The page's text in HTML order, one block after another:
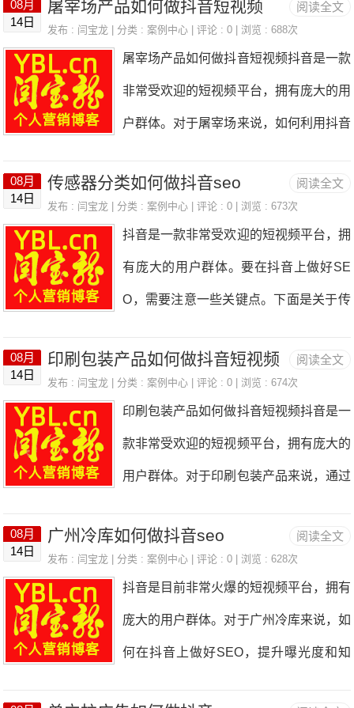
如果目标用户是家庭主妇，可以选择一些
关注点出发，确定宣传重点，例如柴油机
的功率、燃油经济性、使用寿命等。二、
准备素材和脚本在制作抖音短视频之前，
需要准备好所需的素材和脚本。素材可以
等，可以通过拍摄视频、拍摄照片或者使
曝光度，吸引更多潜在用户。下面是一些
“公路仪器”、“路面平整度仪”、“路面摩擦
系数仪”等关键词。2.视频内容优化：制
作与公路仪器相关的有趣、实用的视频内
容，吸引用户的关注和点击。可以展示公
路仪器的使用方法、测量结果等，同时注
验。3.用户互动：积极与用户互动，回复
阅读全文
08月
14日
屠宰场产品如何做抖音短视频
发布 : 闫宝龙 | 分类 :案例中心 | 评论 : 0 | 浏览 : 688次
屠宰场产品如何做抖音短视频抖音是一款
非常受欢迎的短视频平台，拥有庞大的用
户群体。对于屠宰场来说，如何利用抖音
常重要的问题。下面将介绍一些关于屠宰
部或者周围的环境中进行拍摄，展示产品
的生产过程和环境。同时，要注意选择合
适的角度来展示产品的特点和优势，让观
众能够清晰地看到产品的细节和质量。
二、突出产品的特点和优势在制作抖音短
势，让观众能够一眼看出产品的独特之
阅读全文
08月
14日
传感器分类如何做抖音seo
发布 : 闫宝龙 | 分类 :案例中心 | 评论 : 0 | 浏览 : 673次
抖音是一款非常受欢迎的短视频平台，拥
有庞大的用户群体。要在抖音上做好SE
O，需要注意一些关键点。下面是关于传
一、关键词优化1.关键词研究：通过工具
在视频描述中使用关键词，同时简要介绍
视频内容，吸引用户点击观看。二、内容
创作1.视频质量：制作高质量的视频，包
括画面清晰、音频清晰、剪辑流畅等，提
升用户体验。2.视频长度：抖音的视频时
阅读全文
08月
14日
印刷包装产品如何做抖音短视频
发布 : 闫宝龙 | 分类 :案例中心 | 评论 : 0 | 浏览 : 674次
印刷包装产品如何做抖音短视频抖音是一
款非常受欢迎的短视频平台，拥有庞大的
用户群体。对于印刷包装产品来说，通过
的知名度和销量。下面是一些关于如何制
因此需要根据目标受众的特点来制作视
阅读全文
08月
14日
广州冷库如何做抖音seo
发布 : 闫宝龙 | 分类 :案例中心 | 评论 : 0 | 浏览 : 628次
抖音是目前非常火爆的短视频平台，拥有
庞大的用户群体。对于广州冷库来说，如
何在抖音上做好SEO，提升曝光度和知